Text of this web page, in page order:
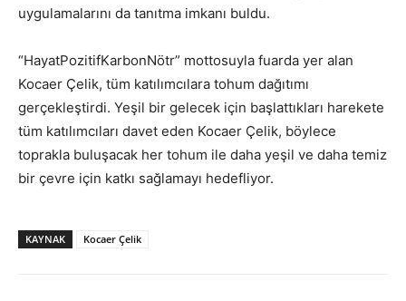
uygulamalarını da tanıtma imkanı buldu.
“HayatPozitifKarbonNötr” mottosuyla fuarda yer alan
Kocaer Çelik, tüm katılımcılara tohum dağıtımı
gerçekleştirdi. Yeşil bir gelecek için başlattıkları harekete
tüm katılımcıları davet eden Kocaer Çelik, böylece
toprakla buluşacak her tohum ile daha yeşil ve daha temiz
bir çevre için katkı sağlamayı hedefliyor.
KAYNAK Kocaer Çelik